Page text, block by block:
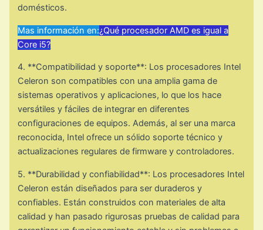
domésticos.
Mas información en:¿Qué procesador AMD es igual a
Core i5?
4. **Compatibilidad y soporte**: Los procesadores Intel
Celeron son compatibles con una amplia gama de
sistemas operativos y aplicaciones, lo que los hace
versátiles y fáciles de integrar en diferentes
configuraciones de equipos. Además, al ser una marca
reconocida, Intel ofrece un sólido soporte técnico y
actualizaciones regulares de firmware y controladores.
5. **Durabilidad y confiabilidad**: Los procesadores Intel
Celeron están diseñados para ser duraderos y
confiables. Están construidos con materiales de alta
calidad y han pasado rigurosas pruebas de calidad para